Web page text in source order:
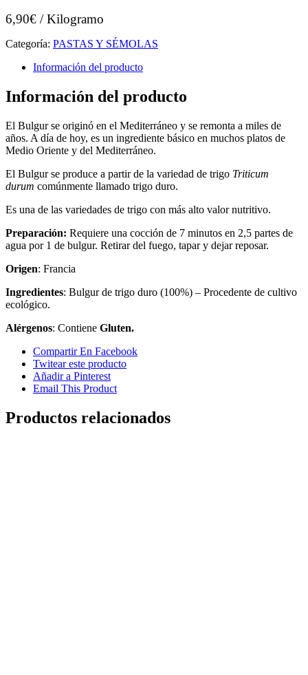
6,90€ / Kilogramo
Categoría: PASTAS Y SÉMOLAS
Información del producto
Información del producto
El Bulgur se originó en el Mediterráneo y se remonta a miles de
años. A día de hoy, es un ingrediente básico en muchos platos de
Medio Oriente y del Mediterráneo.
El Bulgur se produce a partir de la variedad de trigo Triticum
durum comúnmente llamado trigo duro.
Es una de las variedades de trigo con más alto valor nutritivo.
Preparación: Requiere una cocción de 7 minutos en 2,5 partes de
agua por 1 de bulgur. Retirar del fuego, tapar y dejar reposar.
Origen: Francia
Ingredientes: Bulgur de trigo duro (100%) – Procedente de cultivo
ecológico.
Alérgenos: Contiene Gluten.
Compartir En Facebook
Twitear este producto
Añadir a Pinterest
Email This Product
Productos relacionados